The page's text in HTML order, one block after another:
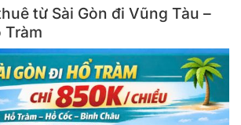
từ Sài Gòn đi Vũng Tàu –
Tràm